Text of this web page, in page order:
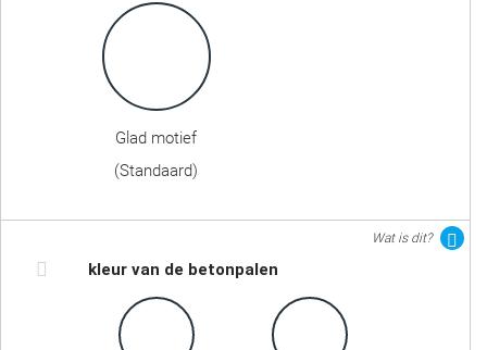
Glad motief
(Standaard)
Wat is dit?
kleur van de betonpalen